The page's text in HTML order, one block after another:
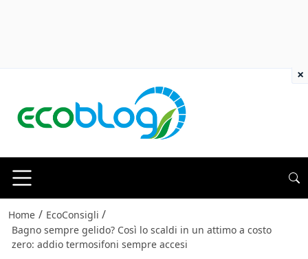
Home / EcoConsigli /
Bagno sempre gelido? Così lo scaldi in un attimo a costo
zero: addio termosifoni sempre accesi
×